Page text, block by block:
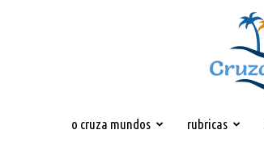
o cruza mundos rubricas